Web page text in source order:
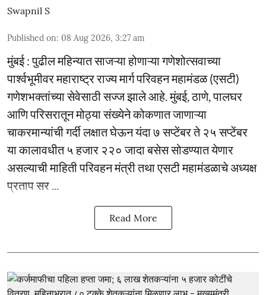
Swapnil S
Published on: 08 Aug 2026, 3:27 am
मुंबई : पुढील महिन्यात साजऱ्या होणाऱ्या गणेशोत्सवाच्या
पार्श्वभूमीवर महाराष्ट्र राज्य मार्ग परिवहन महामंडळ (एसटी)
गणेशभक्तांच्या सेवेसाठी सज्ज झाले आहे. मुंबई, ठाणे, पालघर
आणि परिसरातून मोठ्या संख्येने कोकणात जाणाऱ्या
चाकरमान्यांची गर्दी लक्षात घेऊन यंदा ७ सप्टेंबर ते २५ सप्टेंबर
या कालावधीत ५ हजार २२० जादा बसेस सोडण्यात येणार
असल्याची माहिती परिवहन मंत्री तथा एसटी महामंडळाचे अध्यक्ष
प्रताप सर ...
Read More